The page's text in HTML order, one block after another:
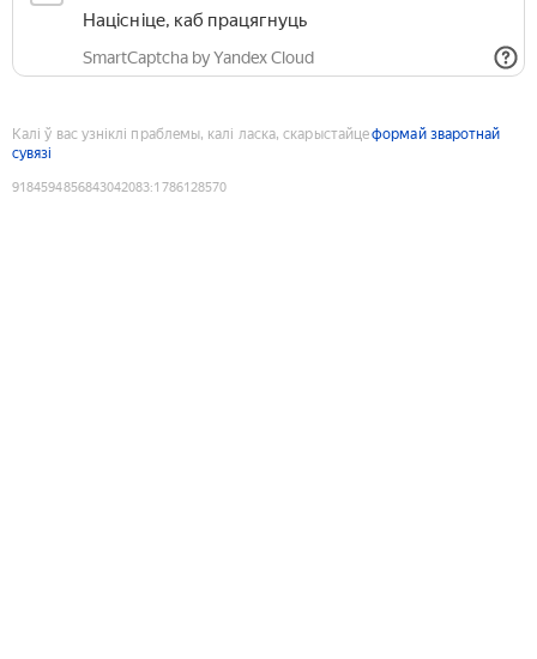
Націсніце, каб працягнуць
SmartCaptcha by Yandex Cloud
Калі ў вас узніклі праблемы, калі ласка, скарыстайцеформай зваротнай
сувязі
9184594856843042083:1786128570